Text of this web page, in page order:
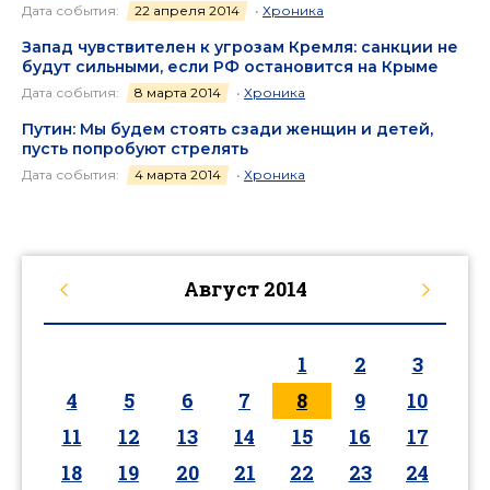
Дата события: 22 апреля 2014 • Хроника
Запад чувствителен к угрозам Кремля: санкции не
будут сильными, если РФ остановится на Крыме
Дата события: 8 марта 2014 • Хроника
Путин: Мы будем стоять сзади женщин и детей,
пусть попробуют стрелять
Дата события: 4 марта 2014 • Хроника
Август 2014
1 2
3
4
5 6 7 8 9
10
11
12 13 14 15 16
17
18
19 20 21 22 23
24